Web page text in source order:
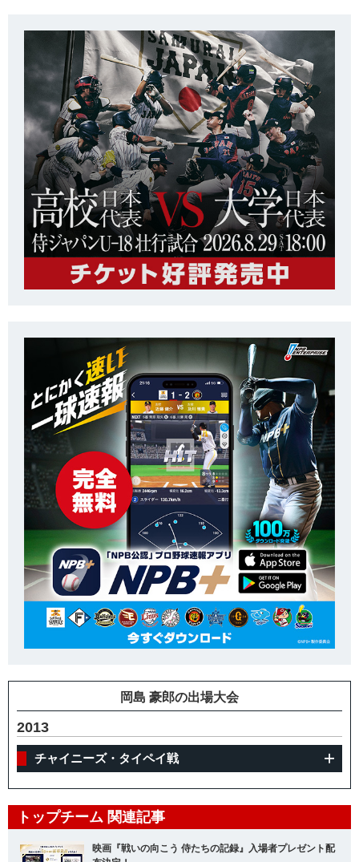
岡島 豪郎の出場大会
2013
チャイニーズ・タイペイ戦
トップチーム 関連記事
映画『戦いの向こう 侍たちの記録』入場者プレゼント配